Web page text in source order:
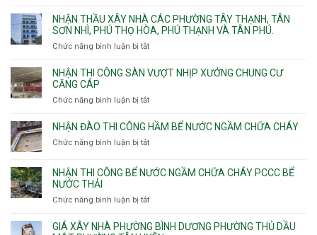
kế
thi
nhịp
10m
NHẬN THẦU XÂY NHÀ CÁC PHƯỜNG TÂY THẠNH, TÂN
SƠN NHÌ, PHÚ THỌ HÒA, PHÚ THẠNH VÀ TÂN PHÚ.
Chức năng bình luận bị tắt
thầu
phường
Tây
Sơn
Nhì,
Phú
NHẬN THI CÔNG SÀN VƯỢT NHỊP XƯỞNG CHUNG CƯ
CĂNG CÁP
Chức năng bình luận bị tắt
thi
nhịp
căng
cáp
NHẬN ĐÀO THI CÔNG HẦM BỂ NƯỚC NGẦM CHỮA CHÁY
Chức năng bình luận bị tắt
đào
thi
nước
NHẬN THI CÔNG BỂ NƯỚC NGẦM CHỮA CHÁY PCCC BỂ
NƯỚC THẢI
Chức năng bình luận bị tắt
thi
GIÁ XÂY NHÀ PHƯỜNG BÌNH DƯƠNG PHƯỜNG THỦ DẦU